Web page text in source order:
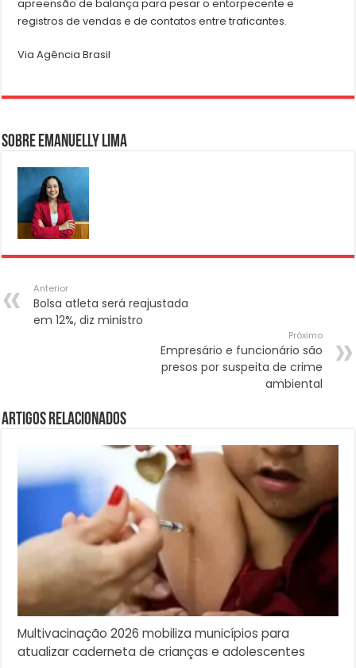
apreensão de balança para pesar o entorpecente e
registros de vendas e de contatos entre traficantes.
Via Agência Brasil
Sobre Emanuelly Lima
Anterior
Bolsa atleta será reajustada
em 12%, diz ministro
Próximo
Empresário e funcionário são
presos por suspeita de crime
ambiental
Artigos Relacionados
Multivacinação 2026 mobiliza municípios para
atualizar caderneta de crianças e adolescentes